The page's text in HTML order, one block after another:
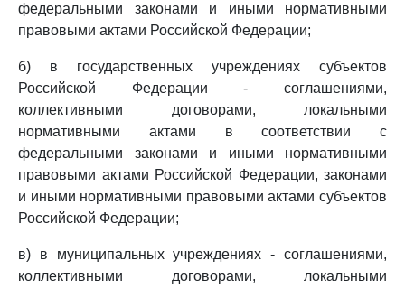
федеральными законами и иными нормативными
правовыми актами Российской Федерации;
б) в государственных учреждениях субъектов
Российской Федерации - соглашениями,
коллективными договорами, локальными
нормативными актами в соответствии с
федеральными законами и иными нормативными
правовыми актами Российской Федерации, законами
и иными нормативными правовыми актами субъектов
Российской Федерации;
в) в муниципальных учреждениях - соглашениями,
коллективными договорами, локальными